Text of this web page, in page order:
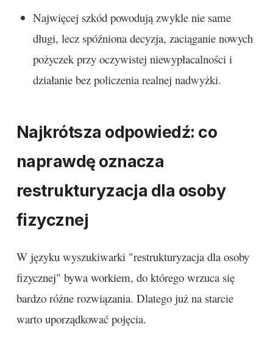
Najwięcej szkód powodują zwykle nie same
długi, lecz spóźniona decyzja, zaciąganie nowych
pożyczek przy oczywistej niewypłacalności i
działanie bez policzenia realnej nadwyżki.
Najkrótsza odpowiedź: co
naprawdę oznacza
restrukturyzacja dla osoby
fizycznej
W języku wyszukiwarki "restrukturyzacja dla osoby
fizycznej" bywa workiem, do którego wrzuca się
bardzo różne rozwiązania. Dlatego już na starcie
warto uporządkować pojęcia.